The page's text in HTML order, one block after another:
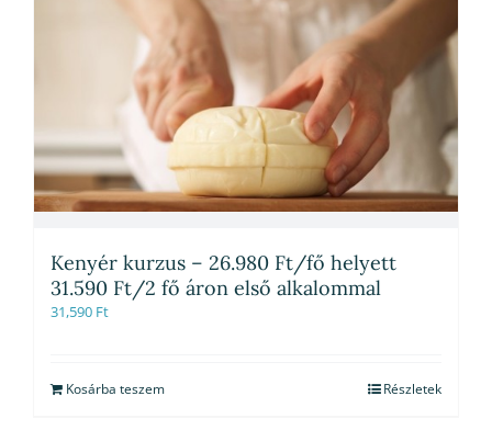
Kenyér kurzus – 26.980 Ft/fő helyett
31.590 Ft/2 fő áron első alkalommal
31,590 Ft
Kosárba teszem Részletek